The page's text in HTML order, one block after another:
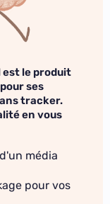
est le produit
ses
tracker.
en vous
média
pour vos